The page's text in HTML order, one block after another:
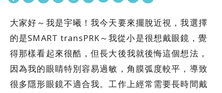
大家好～我是宇曦！我今天要來擺脫近視，我選擇
的是SMART transPRK～我從小是很想戴眼鏡，覺
得那樣看起來很酷，但長大後我就後悔這個想法，
因為我的眼睛特別容易過敏，角膜弧度較平，導致
很多隱形眼鏡不適合我。工作上經常需要長時間戴